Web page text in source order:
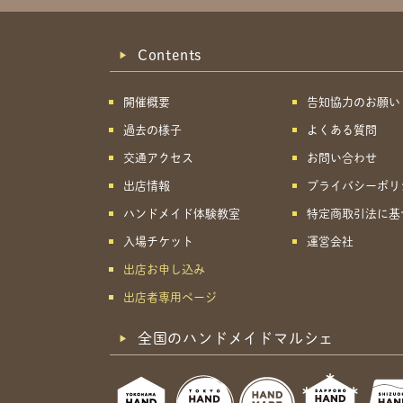
Contents
開催概要
過去の様子
交通アクセス
出店情報
ハンドメイド体験教室
入場チケット
出店お申し込み
出店者専用ページ
告知協力のお願い
よくある質問
お問い合わせ
プライバシーポリ
特定商取引法に基
運営会社
全国のハンドメイドマルシェ